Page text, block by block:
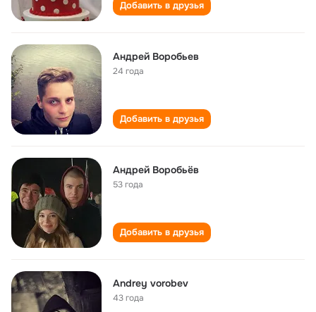
Добавить в друзья
Андрей Воробьев
24 года
Добавить в друзья
Андрей Воробьёв
53 года
Добавить в друзья
Andrey vorobev
43 года